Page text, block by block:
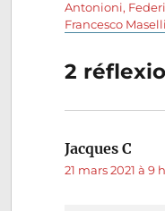
de
l’article
Antonioni,
Francesco
2
Jacques C
21 mars 2021 à 9